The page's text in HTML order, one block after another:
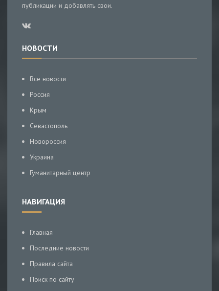
публикации и добавлять свои.
НОВОСТИ
Все новости
Россия
Крым
Севастополь
Новороссия
Украина
Гуманитарный центр
НАВИГАЦИЯ
Главная
Последние новости
Правила сайта
Поиск по сайту